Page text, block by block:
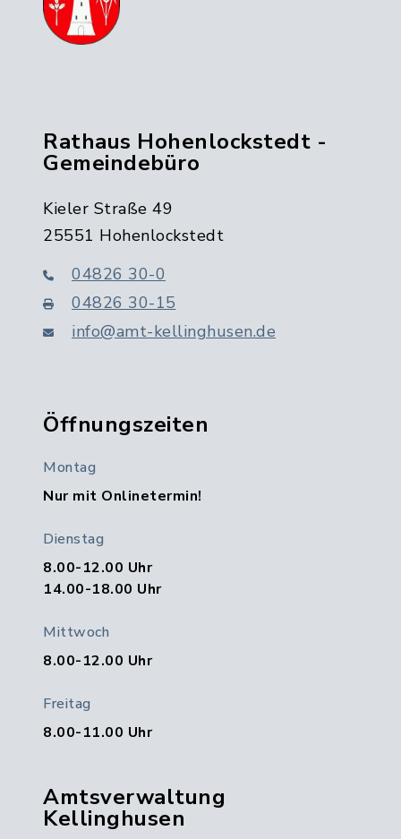
Rathaus Hohenlockstedt -
Gemeindebüro
Kieler Straße 49
25551 Hohenlockstedt
04826 30-0
04826 30-15
info@amt-kellinghusen.de
Öffnungszeiten
Montag
Nur mit Onlinetermin!
Dienstag
8.00-12.00 Uhr
14.00-18.00 Uhr
Mittwoch
8.00-12.00 Uhr
Freitag
8.00-11.00 Uhr
Amtsverwaltung
Kellinghusen